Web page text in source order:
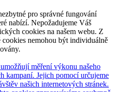
pro správné fungování
nabízí. Nepožadujeme Váš
cookies na našem webu. Z
nemohou být individuálně
měření výkonu našeho
kampaní. Jejich pomocí určujeme
našich internetových stránek.